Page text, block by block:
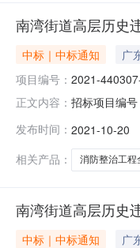
南湾街道高层历史
中标｜中标通知
广
项目编号： 2021-
正文内容： 招标项目编
招标方式：
发布时间： 2021-10-20
相关产品：
消防整治工程
南湾街道高层历史
中标｜中标通知
广